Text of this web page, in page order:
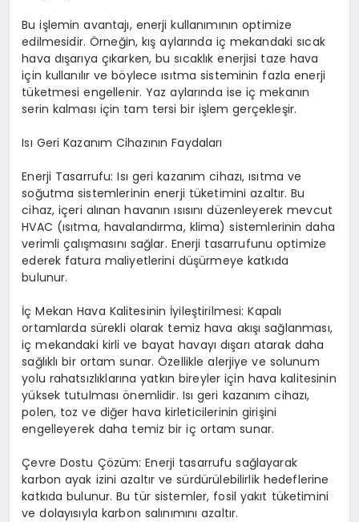
Bu işlemin avantajı, enerji kullanımının optimize
edilmesidir. Örneğin, kış aylarında iç mekandaki sıcak
hava dışarıya çıkarken, bu sıcaklık enerjisi taze hava
için kullanılır ve böylece ısıtma sisteminin fazla enerji
tüketmesi engellenir. Yaz aylarında ise iç mekanın
serin kalması için tam tersi bir işlem gerçekleşir.
Isı Geri Kazanım Cihazının Faydaları
Enerji Tasarrufu: Isı geri kazanım cihazı, ısıtma ve
soğutma sistemlerinin enerji tüketimini azaltır. Bu
cihaz, içeri alınan havanın ısısını düzenleyerek mevcut
HVAC (ısıtma, havalandırma, klima) sistemlerinin daha
verimli çalışmasını sağlar. Enerji tasarrufunu optimize
ederek fatura maliyetlerini düşürmeye katkıda
bulunur.
İç Mekan Hava Kalitesinin İyileştirilmesi: Kapalı
ortamlarda sürekli olarak temiz hava akışı sağlanması,
iç mekandaki kirli ve bayat havayı dışarı atarak daha
sağlıklı bir ortam sunar. Özellikle alerjiye ve solunum
yolu rahatsızlıklarına yatkın bireyler için hava kalitesinin
yüksek tutulması önemlidir. Isı geri kazanım cihazı,
polen, toz ve diğer hava kirleticilerinin girişini
engelleyerek daha temiz bir iç ortam sunar.
Çevre Dostu Çözüm: Enerji tasarrufu sağlayarak
karbon ayak izini azaltır ve sürdürülebilirlik hedeflerine
katkıda bulunur. Bu tür sistemler, fosil yakıt tüketimini
ve dolayısıyla karbon salınımını azaltır.